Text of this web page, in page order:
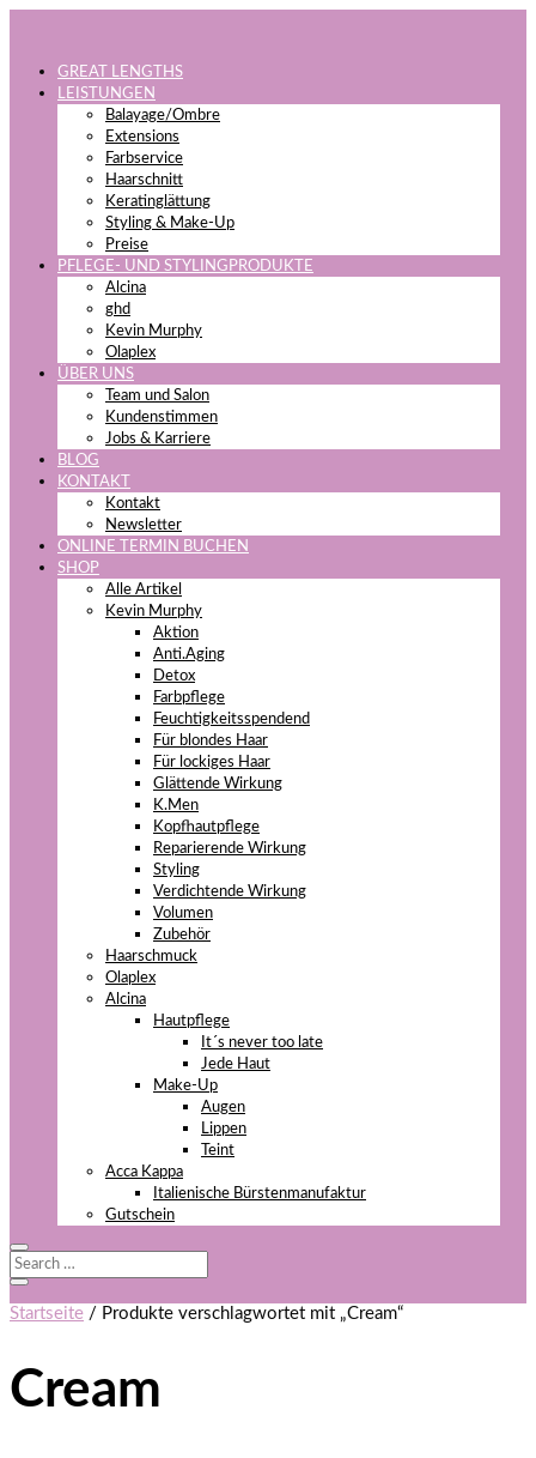
GREAT LENGTHS
LEISTUNGEN
Balayage/Ombre
Extensions
Farbservice
Haarschnitt
Keratinglättung
Styling & Make-Up
Preise
PFLEGE- UND STYLINGPRODUKTE
Alcina
ghd
Kevin Murphy
Olaplex
ÜBER UNS
Team und Salon
Kundenstimmen
Jobs & Karriere
BLOG
KONTAKT
Kontakt
Newsletter
ONLINE TERMIN BUCHEN
SHOP
Alle Artikel
Kevin Murphy
Aktion
Anti.Aging
Detox
Farbpflege
Feuchtigkeitsspendend
Für blondes Haar
Für lockiges Haar
Glättende Wirkung
K.Men
Kopfhautpflege
Reparierende Wirkung
Styling
Verdichtende Wirkung
Volumen
Zubehör
Haarschmuck
Olaplex
Alcina
Hautpflege
It´s never too late
Jede Haut
Make-Up
Augen
Lippen
Teint
Acca Kappa
Italienische Bürstenmanufaktur
Gutschein
Startseite / Produkte verschlagwortet mit „Cream“
Cream